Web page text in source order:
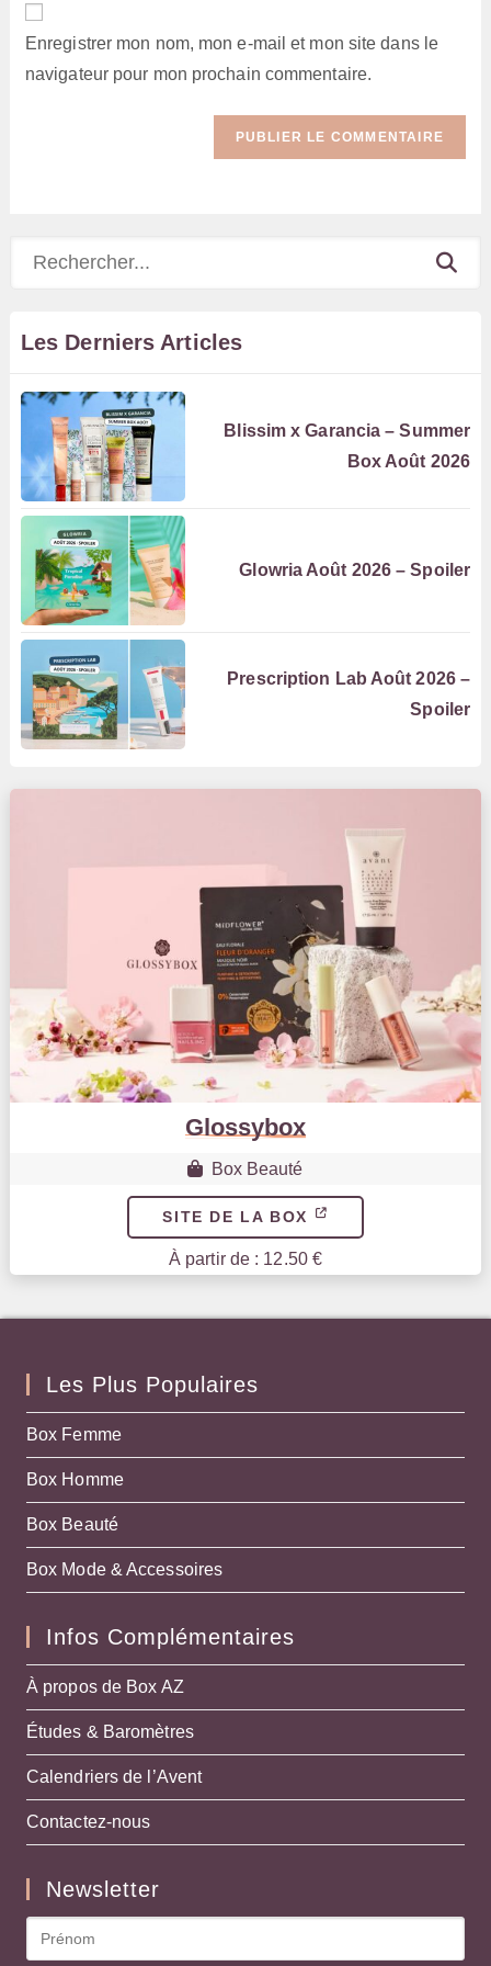
votre
site
(facultatif)
Enregistrer mon nom, mon e-mail et mon site dans le
navigateur pour mon prochain commentaire.
Les Derniers Articles
Blissim x Garancia – Summer
Box Août 2026
Glowria Août 2026 – Spoiler
Prescription Lab Août 2026 –
Spoiler
Glossybox
Box Beauté
SITE DE LA BOX
À partir de : 12.50 €
Les Plus Populaires
Box Femme
Box Homme
Box Beauté
Box Mode & Accessoires
Infos Complémentaires
À propos de Box AZ
Études & Baromètres
Calendriers de l’Avent
Contactez-nous
Newsletter